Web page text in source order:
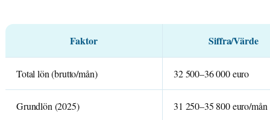
Faktor Siffra/Värde
Total lön (brutto/mån) 32 500–36 000 euro
Grundlön (2025) 31 250–35 800 euro/mån